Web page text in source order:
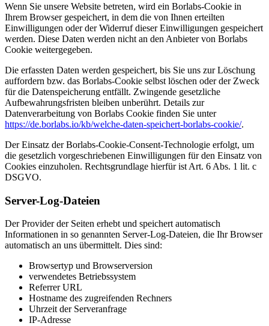
Wenn Sie unsere Website betreten, wird ein Borlabs-Cookie in
Ihrem Browser gespeichert, in dem die von Ihnen erteilten
Einwilligungen oder der Widerruf dieser Einwilligungen gespeichert
werden. Diese Daten werden nicht an den Anbieter von Borlabs
Cookie weitergegeben.
Die erfassten Daten werden gespeichert, bis Sie uns zur Löschung
auffordern bzw. das Borlabs-Cookie selbst löschen oder der Zweck
für die Datenspeicherung entfällt. Zwingende gesetzliche
Aufbewahrungsfristen bleiben unberührt. Details zur
Datenverarbeitung von Borlabs Cookie finden Sie unter
https://de.borlabs.io/kb/welche-daten-speichert-borlabs-cookie/.
Der Einsatz der Borlabs-Cookie-Consent-Technologie erfolgt, um
die gesetzlich vorgeschriebenen Einwilligungen für den Einsatz von
Cookies einzuholen. Rechtsgrundlage hierfür ist Art. 6 Abs. 1 lit. c
DSGVO.
Server-Log-Dateien
Der Provider der Seiten erhebt und speichert automatisch
Informationen in so genannten Server-Log-Dateien, die Ihr Browser
automatisch an uns übermittelt. Dies sind:
Browsertyp und Browserversion
verwendetes Betriebssystem
Referrer URL
Hostname des zugreifenden Rechners
Uhrzeit der Serveranfrage
IP-Adresse